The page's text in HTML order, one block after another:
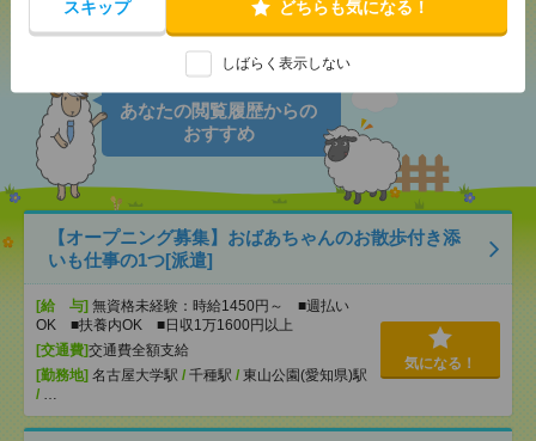
スキップ どちらも気になる！
しばらく表示しない
シェア ツイート ブックマーク
あなたの閲覧履歴からの
おすすめ
【オープニング募集】おばあちゃんのお散歩付き添
いも仕事の1つ[派遣]
[給 与] 無資格未経験：時給1450円～ ■週払い
OK ■扶養内OK ■日収1万1600円以上
[交通費]交通費全額支給
[勤務地] 名古屋大学駅 / 千種駅 / 東山公園(愛知県)駅
/ …
気になる！